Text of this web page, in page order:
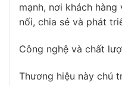
mạnh, nơi khách
nối, chia sẻ và phát
Công nghệ và chất
Thương hiệu này chú